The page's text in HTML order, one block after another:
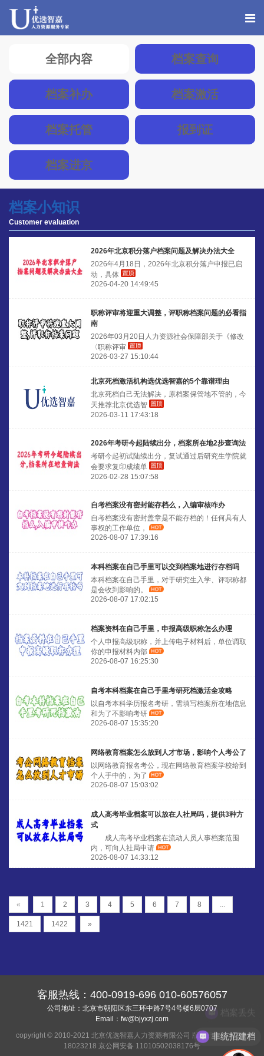
全部内容 档案查询
档案补办 档案激活
档案托管 报到证
档案进京
档案小知识
Customer evaluation
2026年北京积分落户档案问题及解决办法大全
2026年4月18日，2026年北京积分落户申报已启
动，具体
2026-04-20 14:49:45
职称评审将迎重大调整，评职称档案问题的必看指
南
2026年03月20日人力资源社会保障部关于《修改
〈职称评审
2026-03-27 15:10:44
北京死档激活机构选优选智嘉的5个靠谱理由
北京死档自己无法解决，原档案保管地不管的，今
天推荐北京优选智
2026-03-11 17:43:18
2026年考研今起陆续出分，档案所在地2步查询法
考研今起初试陆续出分，复试通过后研究生学院就
会要求复印成绩单
2026-02-28 15:07:58
自考档案没有密封能存档么，入编审核咋办
自考档案没有密封盖章是不能存档的！任何具有人
事权的工作单位，
2026-08-07 17:39:16
本科档案在自己手里可以交到档案地进行存档吗
本科档案在自己手里，对于研究生入学、评职称都
是会收到影响的。
2026-08-07 17:02:15
档案资料在自己手里，申报高级职称怎么办理
个人申报高级职称，并上传电子材料后，单位调取
你的申报材料内部
2026-08-07 16:25:30
自考本科档案在自己手里考研死档激活全攻略
以自考本科学历报名考研，需填写档案所在地信息
和为了不影响考研
2026-08-07 15:35:20
网络教育档案怎么放到人才市场，影响个人考公了
以网络教育报名考公，现在网络教育档案学校给到
个人手中的，为了
2026-08-07 15:03:02
成人高考毕业档案可以放在人社局吗，提供3种方
式
成人高考毕业档案在流动人员人事档案范围
内，可向人社局申请
2026-08-07 14:33:12
« 1 2 3 4 5 6 7 8 ...
1421 1422 »
客服热线： 400-0919-696 010-60576057
公司地址：北京市朝阳区东三环中路7号4号楼6层0707
Email： fw@bjyxzj.com
copyright © 2010-2021 北京优选智嘉人力资源有限公司 版权所有京ICP备
18023218 京公网安备 11010502038176号
档案丢失
非统招建档